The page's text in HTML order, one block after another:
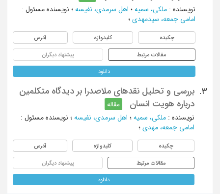
نویسنده : ملکی، سمیه ؛ اهل سرمدی، نفیسه ؛ نویسنده مسئول :
امامی جمعه، سیدمهدی ؛
چکیده کلیدواژه آدرس
مقالات مرتبط پیشنهاد دیگران
دانلود
3.
بررسی و تحلیل نقدهای ملاصدرا بر دیدگاه متکلمین
درباره هویت انسان
مقاله
نویسنده : ملکی، سمیه ؛ اهل سرمدی، نفیسه ؛ نویسنده مسئول :
امامی جمعه، مهدی ؛
چکیده کلیدواژه آدرس
مقالات مرتبط پیشنهاد دیگران
دانلود